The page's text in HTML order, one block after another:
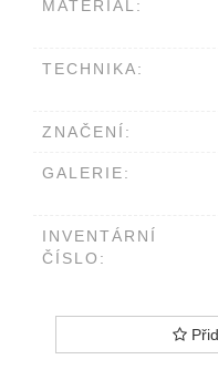
MATERIÁL:
TECHNIKA:
ZNAČENÍ:
GALERIE:
INVENTÁRNÍ
ČÍSLO: